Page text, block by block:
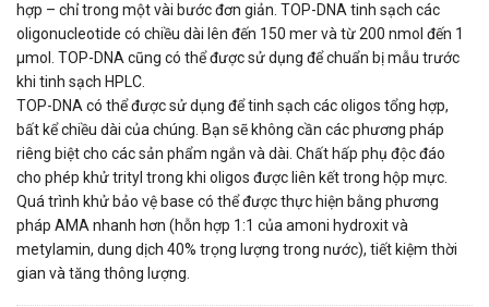
hợp – chỉ trong một vài bước đơn giản. TOP-DNA tinh sạch các
oligonucleotide có chiều dài lên đến 150 mer và từ 200 nmol đến 1
µmol. TOP-DNA cũng có thể được sử dụng để chuẩn bị mẫu trước
khi tinh sạch HPLC.
TOP-DNA có thể được sử dụng để tinh sạch các oligos tổng hợp,
bất kể chiều dài của chúng. Bạn sẽ không cần các phương pháp
riêng biệt cho các sản phẩm ngắn và dài. Chất hấp phụ độc đáo
cho phép khử trityl trong khi oligos được liên kết trong hộp mực.
Quá trình khử bảo vệ base có thể được thực hiện bằng phương
pháp AMA nhanh hơn (hỗn hợp 1:1 của amoni hydroxit và
metylamin, dung dịch 40% trọng lượng trong nước), tiết kiệm thời
gian và tăng thông lượng.